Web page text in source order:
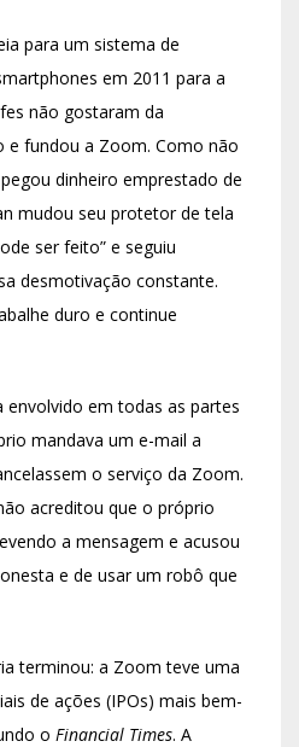
para um sistema de
em 2011 para a
não gostaram da
e fundou a Zoom. Como não
dinheiro emprestado de
mudou seu protetor de tela
ser feito” e seguiu
desmotivação constante.
duro e continue
envolvido em todas as partes
mandava um e-mail a
o serviço da Zoom.
acreditou que o próprio
a mensagem e acusou
e de usar um robô que
terminou: a Zoom teve uma
de ações (IPOs) mais bem-
o Financial Times. A